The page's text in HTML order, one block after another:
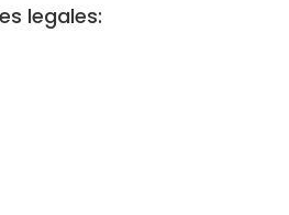
legales: